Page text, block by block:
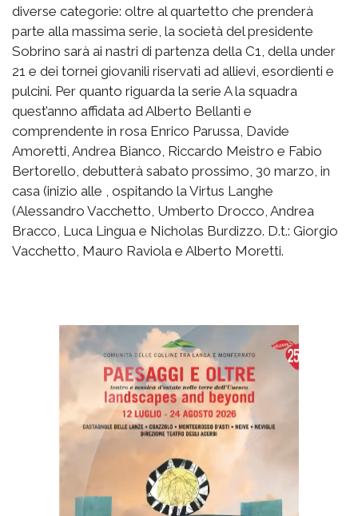
diverse categorie: oltre al quartetto che prenderà
parte alla massima serie, la società del presidente
Sobrino sarà ai nastri di partenza della C1, della under
21 e dei tornei giovanili riservati ad allievi, esordienti e
pulcini. Per quanto riguarda la serie A la squadra
quest’anno affidata ad Alberto Bellanti e
comprendente in rosa Enrico Parussa, Davide
Amoretti, Andrea Bianco, Riccardo Meistro e Fabio
Bertorello, debutterà sabato prossimo, 30 marzo, in
casa (inizio alle , ospitando la Virtus Langhe
(Alessandro Vacchetto, Umberto Drocco, Andrea
Bracco, Luca Lingua e Nicholas Burdizzo. D.t.: Giorgio
Vacchetto, Mauro Raviola e Alberto Moretti.